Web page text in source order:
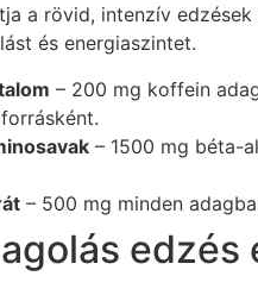
a rövid, intenzív edzések
és energiaszintet.
– 200 mg koffein
– 1500 mg béta-
– 500 mg minden
edzés